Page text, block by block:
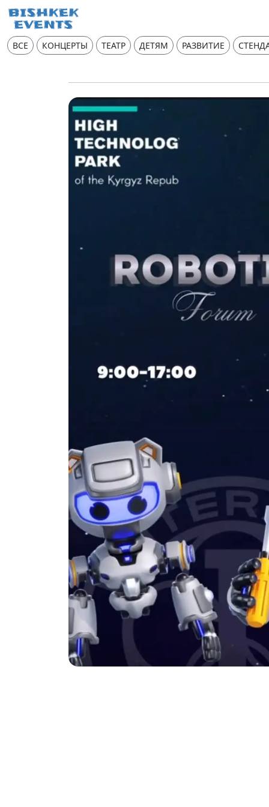
ВСЕ КОНЦЕРТЫ ТЕАТР ДЕТЯМ РАЗВИТИЕ